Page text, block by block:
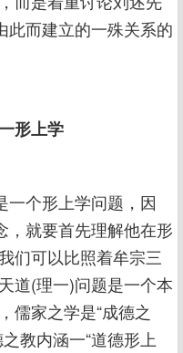
此而建立的一殊关系的
形上学
一个形上学问题，因
，就要首先理解他在形
们可以比照着牟宗三
道(理一)问题是一个本
儒家之学是“成德之
教内涵一“道德形上